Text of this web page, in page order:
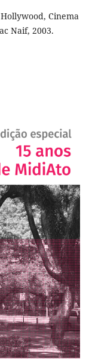
Cinema
Naif, 2003.